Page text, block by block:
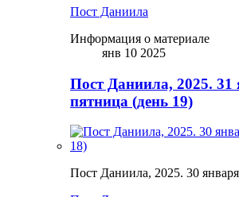
Пост Даниила
Информация о материале
янв 10 2025
Пост Даниила, 2025. 31
пятница (день 19)
Пост Даниила, 2025. 30